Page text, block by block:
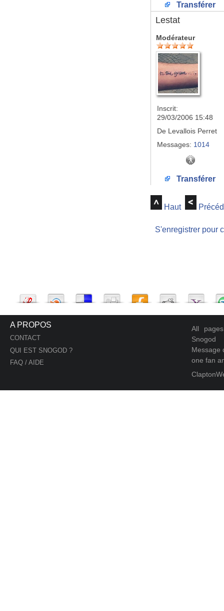
Transférer
Lestat
Modérateur
Inscrit:
29/03/2006 15:48
De Levallois Perret
Messages: 1014
Transférer
Haut
S'enregistrer pour
A PROPOS
CONTACT
QUI EST SNOGOD ?
FAQ / AIDE
All
Snogod
Message
one fan